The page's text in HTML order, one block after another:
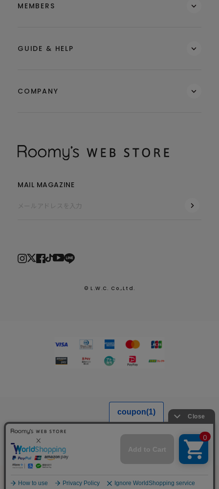
2026.7.29
熊本県熊本地方を震源とする地震による配送への影響につい
て
MEMBERS
GUIDE & HELP
COMPANY
MAIL MAGAZINE
© L.W.C. Co.,Ltd.